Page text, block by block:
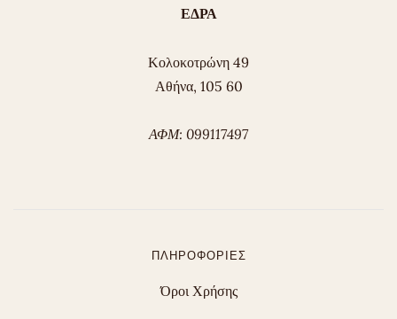
ΕΔΡΑ
Κολοκοτρώνη 49
Αθήνα, 105 60
ΑΦΜ: 099117497
ΠΛΗΡΟΦΟΡΊΕΣ
Όροι Χρήσης